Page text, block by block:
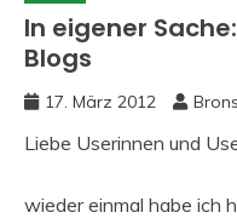
In eigener
Blogs
17. März 2012
Liebe Userinnen und
wieder einmal habe ich